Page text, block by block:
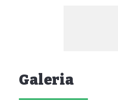
Galeria